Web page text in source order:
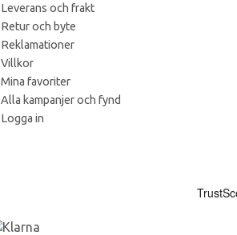
Leverans och frakt
Retur och byte
Reklamationer
Villkor
Mina favoriter
Alla kampanjer och fynd
Logga in